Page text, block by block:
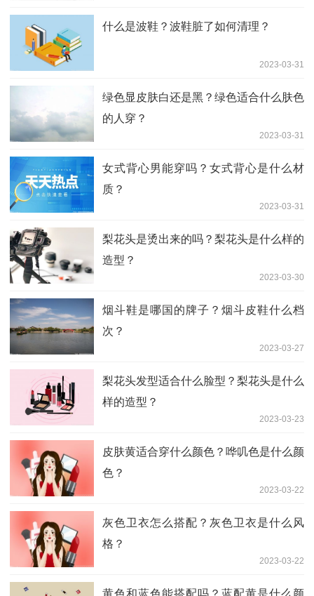
什么是波鞋？波鞋脏了如何清理？
2023-03-31
绿色显皮肤白还是黑？绿色适合什么肤色
的人穿？
2023-03-31
女式背心男能穿吗？女式背心是什么材
质？
2023-03-31
梨花头是烫出来的吗？梨花头是什么样的
造型？
2023-03-30
烟斗鞋是哪国的牌子？烟斗皮鞋什么档
次？
2023-03-27
梨花头发型适合什么脸型？梨花头是什么
样的造型？
2023-03-23
皮肤黄适合穿什么颜色？哗叽色是什么颜
色？
2023-03-22
灰色卫衣怎么搭配？灰色卫衣是什么风
格？
2023-03-22